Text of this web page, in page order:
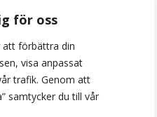
för oss
att förbättra din
visa anpassat
trafik. Genom att
samtycker du till vår